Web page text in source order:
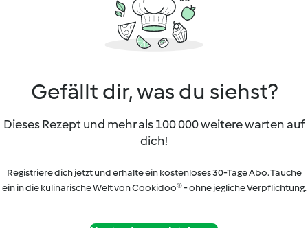
Gefällt dir, was du siehst?
Dieses Rezept und mehr als 100 000 weitere warten auf
dich!
Registriere dich jetzt und erhalte ein kostenloses 30-Tage Abo. Tauche
ein in die kulinarische Welt von Cookidoo® - ohne jegliche Verpflichtung.